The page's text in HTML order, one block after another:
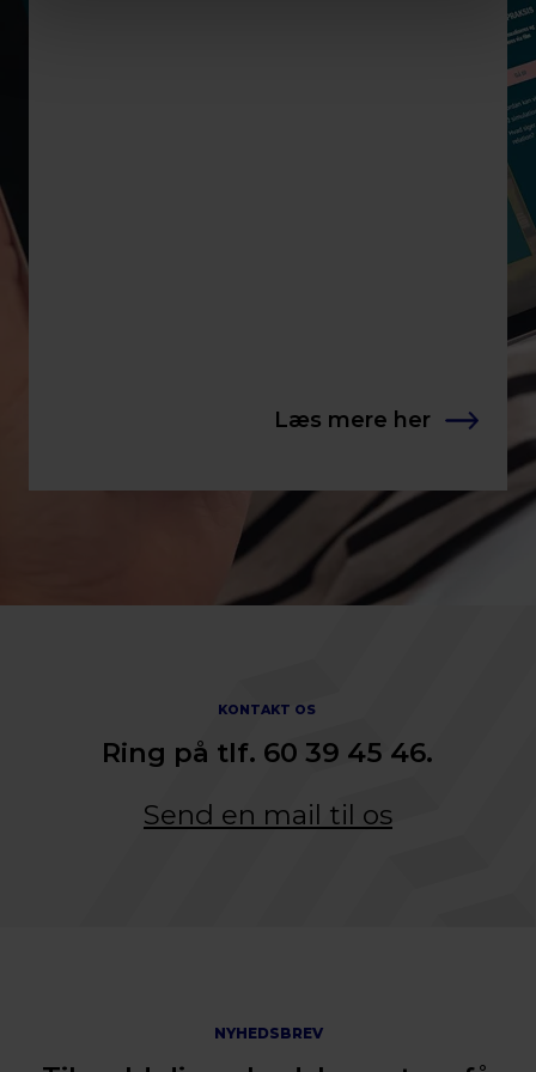
Læs mere her
KONTAKT OS
Ring på tlf. 60 39 45 46.
Send en mail til os
NYHEDSBREV